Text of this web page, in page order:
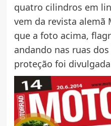
quatro cilindros em
vem da revista alemã
que a foto acima,
andando nas ruas
proteção foi